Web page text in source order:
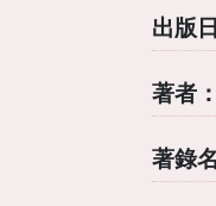
出版
著者：
著錄